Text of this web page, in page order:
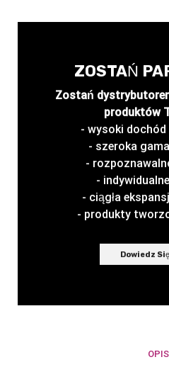
ZOSTAŃ
Zostań
produktów
- wysoki dochód
- szeroka
-
-
- ciągła
- produkty
Dowiedz
OPIS